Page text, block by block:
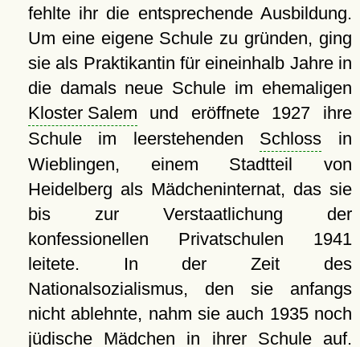
fehlte ihr die entsprechende Ausbildung.
Um eine eigene Schule zu gründen, ging
sie als Praktikantin für eineinhalb Jahre in
die damals neue Schule im ehemaligen
Kloster Salem und eröffnete 1927 ihre
Schule im leerstehenden Schloss in
Wieblingen, einem Stadtteil von
Heidelberg als Mädcheninternat, das sie
bis zur Verstaatlichung der
konfessionellen Privatschulen 1941
leitete. In der Zeit des
Nationalsozialismus, den sie anfangs
nicht ablehnte, nahm sie auch 1935 noch
jüdische Mädchen in ihrer Schule auf.